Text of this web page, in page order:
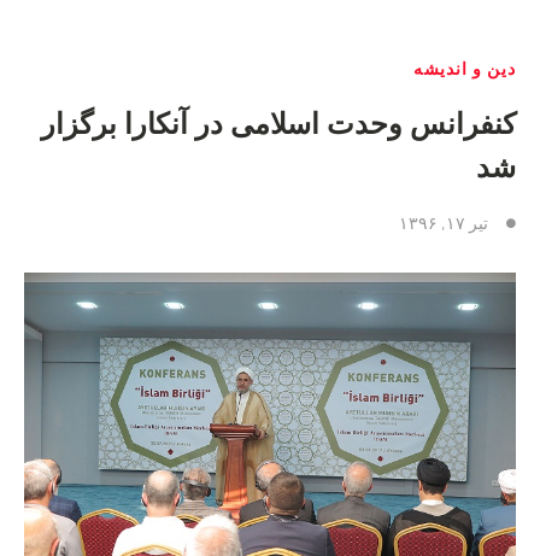
دین و اندیشه
کنفرانس وحدت اسلامی در آنکارا برگزار
شد
تیر ۱۷, ۱۳۹۶